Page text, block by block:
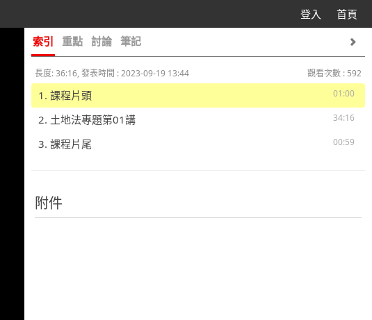
登入 首頁
索引 重點 討論 筆記
長度: 36:16, 發表時間 : 2023-09-19 13:44
觀看次數 : 592
01:00
1. 課程片頭
34:16
2. 土地法專題第01講
00:59
3. 課程片尾
附件